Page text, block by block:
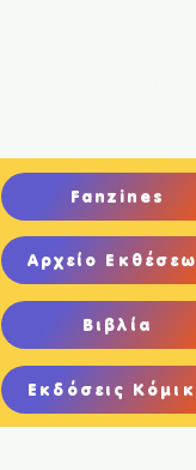
Fanzines
Αρχείο
Βιβλία
Εκδόσεις